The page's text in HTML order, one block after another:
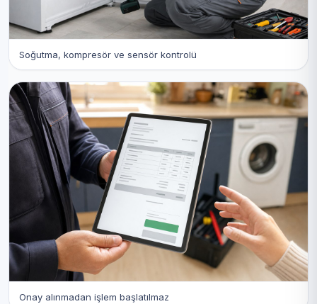
Soğutma, kompresör ve sensör kontrolü
Onay alınmadan işlem başlatılmaz